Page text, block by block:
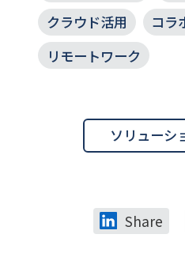
クラウド活用
コラ
リモートワーク
ソリューシ
Share